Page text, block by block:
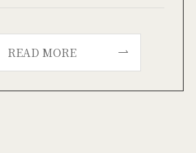
READ MORE